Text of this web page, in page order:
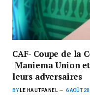
CAF- Coupe de la
Maniema Union
leurs adversaires
BY LE HAUTPANEL 6 AOÛT